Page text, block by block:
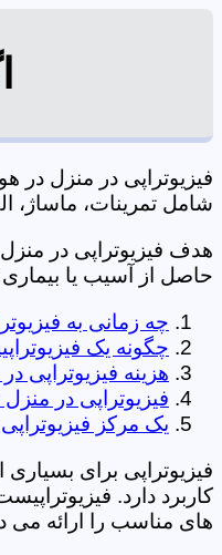
فیزیوتراپی در منزل
شامل تمرینات، ماساژ،
هدف فیزیوتراپی در
حاصل از آسیب یا
چه زمانی به
چگونه یک
هزینه فیزیوتراپی
فیزیوتراپی در
یک مرکز
فیزیوتراپی برای
کاربرد دارد.
های مناسب را ارائه می